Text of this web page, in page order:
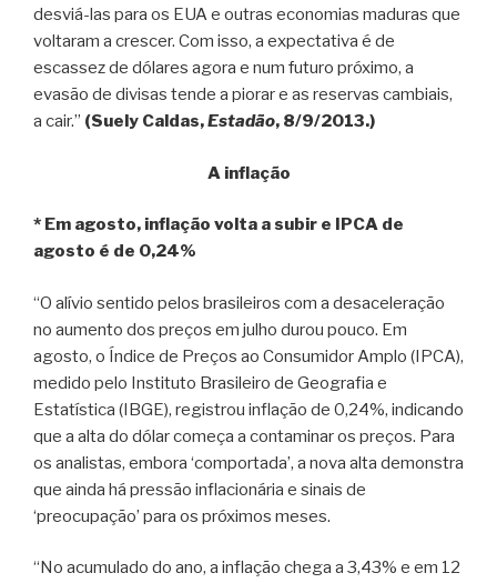
desviá-las para os EUA e outras economias maduras que
voltaram a crescer. Com isso, a expectativa é de
escassez de dólares agora e num futuro próximo, a
evasão de divisas tende a piorar e as reservas cambiais,
a cair.” (Suely Caldas,Estadão, 8/9/2013.)
A inflação
* Em agosto, inflação volta a subir e IPCA de
agosto é de 0,24%
“O alívio sentido pelos brasileiros com a desaceleração
no aumento dos preços em julho durou pouco. Em
agosto, o Índice de Preços ao Consumidor Amplo (IPCA),
medido pelo Instituto Brasileiro de Geografia e
Estatística (IBGE), registrou inflação de 0,24%, indicando
que a alta do dólar começa a contaminar os preços. Para
os analistas, embora ‘comportada’, a nova alta demonstra
que ainda há pressão inflacionária e sinais de
‘preocupação’ para os próximos meses.
“No acumulado do ano, a inflação chega a 3,43% e em 12